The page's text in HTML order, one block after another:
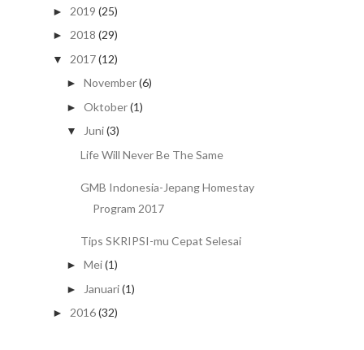
► 2019 (25)
► 2018 (29)
▼ 2017(12)
► November(6)
► Oktober(1)
▼ Juni(3)
Life Will Never Be The Same
GMB Indonesia-Jepang Homestay
Program 2017
Tips SKRIPSI-mu Cepat Selesai
► Mei(1)
► Januari(1)
► 2016(32)